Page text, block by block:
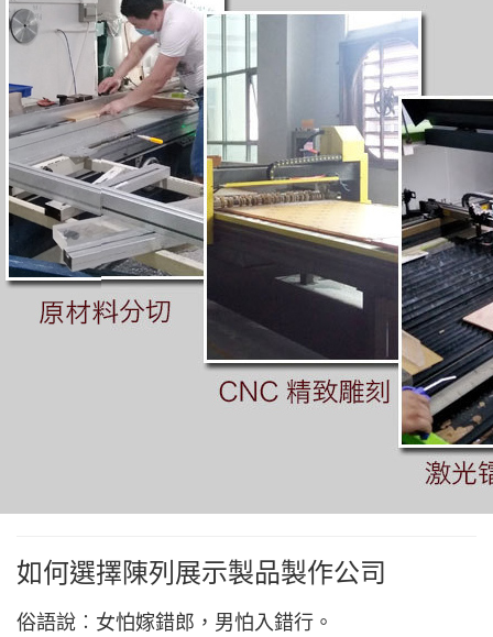
如何選擇陳列展示製品製作公司
俗語說︰女怕嫁錯郎，男怕入錯行。